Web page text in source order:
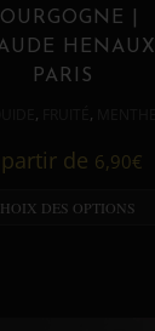
|
HENAUX
PARIS
, ,
de 6,90€
DES OPTIONS